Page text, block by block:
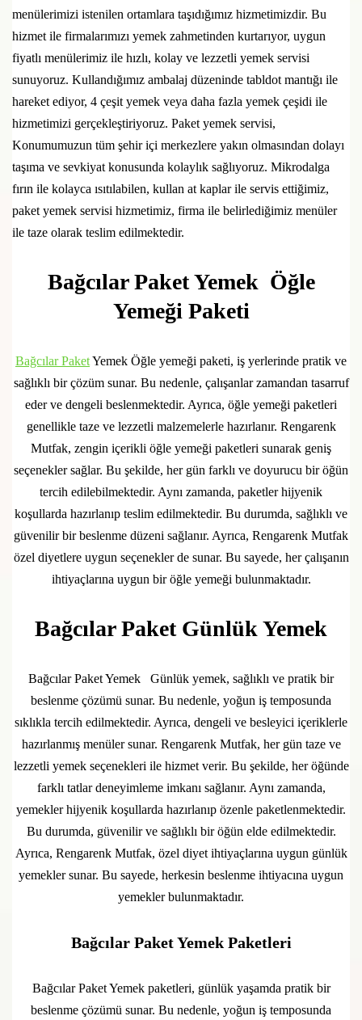
menülerimizi istenilen ortamlara taşıdığımız hizmetimizdir. Bu
hizmet ile firmalarımızı yemek zahmetinden kurtarıyor, uygun
fiyatlı menülerimiz ile hızlı, kolay ve lezzetli yemek servisi
sunuyoruz. Kullandığımız ambalaj düzeninde tabldot mantığı ile
hareket ediyor, 4 çeşit yemek veya daha fazla yemek çeşidi ile
hizmetimizi gerçekleştiriyoruz. Paket yemek servisi,
Konumumuzun tüm şehir içi merkezlere yakın olmasından dolayı
taşıma ve sevkiyat konusunda kolaylık sağlıyoruz. Mikrodalga
fırın ile kolayca ısıtılabilen, kullan at kaplar ile servis ettiğimiz,
paket yemek servisi hizmetimiz, firma ile belirlediğimiz menüler
ile taze olarak teslim edilmektedir.
Bağcılar Paket Yemek Öğle
Yemeği Paketi
Bağcılar PaketYemek Öğle yemeği paketi, iş yerlerinde pratik ve
sağlıklı bir çözüm sunar. Bu nedenle, çalışanlar zamandan tasarruf
eder ve dengeli beslenmektedir. Ayrıca, öğle yemeği paketleri
genellikle taze ve lezzetli malzemelerle hazırlanır. Rengarenk
Mutfak, zengin içerikli öğle yemeği paketleri sunarak geniş
seçenekler sağlar. Bu şekilde, her gün farklı ve doyurucu bir öğün
tercih edilebilmektedir. Aynı zamanda, paketler hijyenik
koşullarda hazırlanıp teslim edilmektedir. Bu durumda, sağlıklı ve
güvenilir bir beslenme düzeni sağlanır. Ayrıca, Rengarenk Mutfak
özel diyetlere uygun seçenekler de sunar. Bu sayede, her çalışanın
ihtiyaçlarına uygun bir öğle yemeği bulunmaktadır.
Bağcılar Paket Günlük Yemek
Bağcılar Paket Yemek Günlük yemek, sağlıklı ve pratik bir
beslenme çözümü sunar. Bu nedenle, yoğun iş temposunda
sıklıkla tercih edilmektedir. Ayrıca, dengeli ve besleyici içeriklerle
hazırlanmış menüler sunar. Rengarenk Mutfak, her gün taze ve
lezzetli yemek seçenekleri ile hizmet verir. Bu şekilde, her öğünde
farklı tatlar deneyimleme imkanı sağlanır. Aynı zamanda,
yemekler hijyenik koşullarda hazırlanıp özenle paketlenmektedir.
Bu durumda, güvenilir ve sağlıklı bir öğün elde edilmektedir.
Ayrıca, Rengarenk Mutfak, özel diyet ihtiyaçlarına uygun günlük
yemekler sunar. Bu sayede, herkesin beslenme ihtiyacına uygun
yemekler bulunmaktadır.
Bağcılar Paket Yemek Paketleri
Bağcılar Paket Yemek paketleri, günlük yaşamda pratik bir
beslenme çözümü sunar. Bu nedenle, yoğun iş temposunda